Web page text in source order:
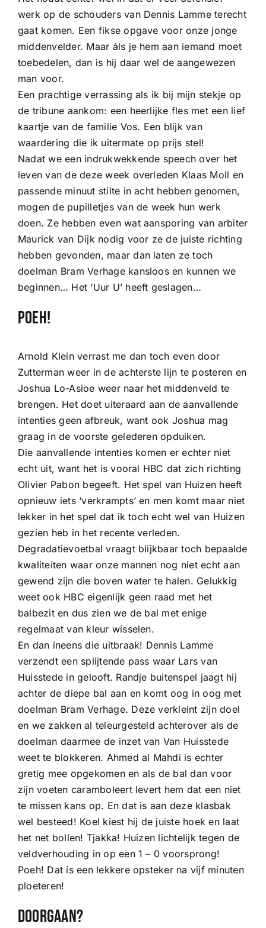
werk op de schouders van Dennis Lamme terecht
gaat komen. Een fikse opgave voor onze jonge
middenvelder. Maar áls je hem aan iemand moet
toebedelen, dan is hij daar wel de aangewezen
man voor.
Een prachtige verrassing als ik bij mijn stekje op
de tribune aankom: een heerlijke fles met een lief
kaartje van de familie Vos. Een blijk van
waardering die ik uitermate op prijs stel!
Nadat we een indrukwekkende speech over het
leven van de deze week overleden Klaas Moll en
passende minuut stilte in acht hebben genomen,
mogen de pupilletjes van de week hun werk
doen. Ze hebben even wat aansporing van arbiter
Maurick van Dijk nodig voor ze de juiste richting
hebben gevonden, maar dan laten ze toch
doelman Bram Verhage kansloos en kunnen we
beginnen… Het ‘Uur U’ heeft geslagen…
Poeh!
Arnold Klein verrast me dan toch even door
Zutterman weer in de achterste lijn te posteren en
Joshua Lo-Asioe weer naar het middenveld te
brengen. Het doet uiteraard aan de aanvallende
intenties geen afbreuk, want ook Joshua mag
graag in de voorste gelederen opduiken.
Die aanvallende intenties komen er echter niet
echt uit, want het is vooral HBC dat zich richting
Olivier Pabon begeeft. Het spel van Huizen heeft
opnieuw iets ‘verkrampts’ en men komt maar niet
lekker in het spel dat ik toch echt wel van Huizen
gezien heb in het recente verleden.
Degradatievoetbal vraagt blijkbaar toch bepaalde
kwaliteiten waar onze mannen nog niet echt aan
gewend zijn die boven water te halen. Gelukkig
weet ook HBC eigenlijk geen raad met het
balbezit en dus zien we de bal met enige
regelmaat van kleur wisselen.
En dan ineens die uitbraak! Dennis Lamme
verzendt een splijtende pass waar Lars van
Huisstede in gelooft. Randje buitenspel jaagt hij
achter de diepe bal aan en komt oog in oog met
doelman Bram Verhage. Deze verkleint zijn doel
en we zakken al teleurgesteld achterover als de
doelman daarmee de inzet van Van Huisstede
weet te blokkeren. Ahmed al Mahdi is echter
gretig mee opgekomen en als de bal dan voor
zijn voeten caramboleert levert hem dat een niet
te missen kans op. En dat is aan deze klasbak
wel besteed! Koel kiest hij de juiste hoek en laat
het net bollen! Tjakka! Huizen lichtelijk tegen de
veldverhouding in op een 1 – 0 voorsprong!
Poeh! Dat is een lekkere opsteker na vijf minuten
ploeteren!
Doorgaan?